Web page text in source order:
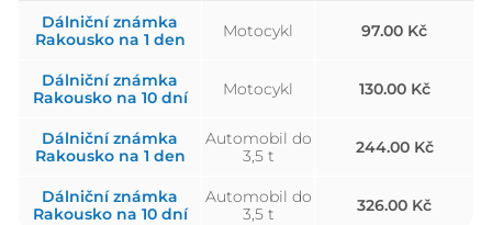
Dálniční známka
Rakousko na 1 den
Motocykl 97.00 Kč
Dálniční známka
Rakousko na 10 dní
Motocykl 130.00 Kč
Dálniční známka
Rakousko na 1 den
Automobil do
3,5 t
244.00 Kč
Dálniční známka
Rakousko na 10 dní
Automobil do
3,5 t
326.00 Kč